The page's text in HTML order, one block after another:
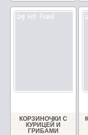
КОРЗИНОЧКИ С
КУРИЦЕЙ И
ГРИБАМИ